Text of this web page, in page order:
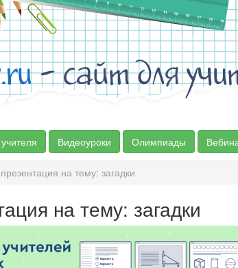
- сайт для
Видеоуроки Олимпиады
презентация на тему: загадки
на тему: загадки